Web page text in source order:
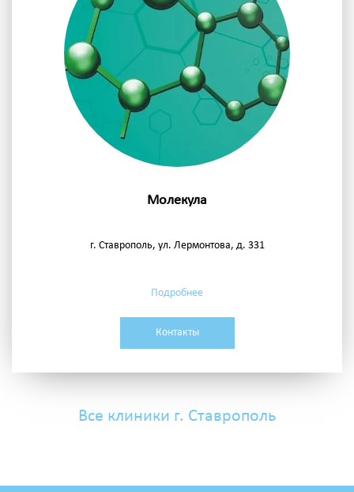
Молекула
г. Ставрополь, ул. Лермонтова, д. 331
Подробнее
Контакты
Все клиники г. Ставрополь